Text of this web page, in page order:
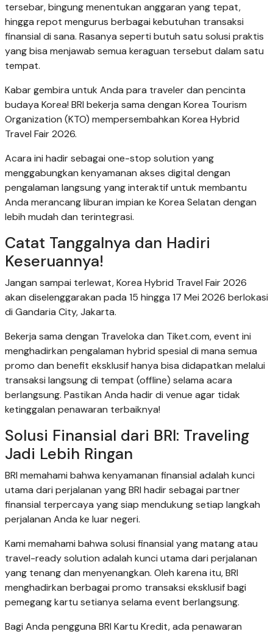
tersebar, bingung menentukan anggaran yang tepat,
hingga repot mengurus berbagai kebutuhan transaksi
finansial di sana. Rasanya seperti butuh satu solusi praktis
yang bisa menjawab semua keraguan tersebut dalam satu
tempat.
Kabar gembira untuk Anda para traveler dan pencinta
budaya Korea! BRI bekerja sama dengan Korea Tourism
Organization (KTO) mempersembahkan Korea Hybrid
Travel Fair 2026.
Acara ini hadir sebagai one-stop solution yang
menggabungkan kenyamanan akses digital dengan
pengalaman langsung yang interaktif untuk membantu
Anda merancang liburan impian ke Korea Selatan dengan
lebih mudah dan terintegrasi.
Catat Tanggalnya dan Hadiri
Keseruannya!
Jangan sampai terlewat, Korea Hybrid Travel Fair 2026
akan diselenggarakan pada 15 hingga 17 Mei 2026 berlokasi
di Gandaria City, Jakarta.
Bekerja sama dengan Traveloka dan Tiket.com, event ini
menghadirkan pengalaman hybrid spesial di mana semua
promo dan benefit eksklusif hanya bisa didapatkan melalui
transaksi langsung di tempat (offline) selama acara
berlangsung. Pastikan Anda hadir di venue agar tidak
ketinggalan penawaran terbaiknya!
Solusi Finansial dari BRI: Traveling
Jadi Lebih Ringan
BRI memahami bahwa kenyamanan finansial adalah kunci
utama dari perjalanan yang BRI hadir sebagai partner
finansial terpercaya yang siap mendukung setiap langkah
perjalanan Anda ke luar negeri.
Kami memahami bahwa solusi finansial yang matang atau
travel-ready solution adalah kunci utama dari perjalanan
yang tenang dan menyenangkan. Oleh karena itu, BRI
menghadirkan berbagai promo transaksi eksklusif bagi
pemegang kartu setianya selama event berlangsung.
Bagi Anda pengguna BRI Kartu Kredit, ada penawaran